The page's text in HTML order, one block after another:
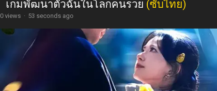
เกมพัฒนาตัวฉันในโลกคนรวย (ซับไทย)
0 views · 53 seconds ago